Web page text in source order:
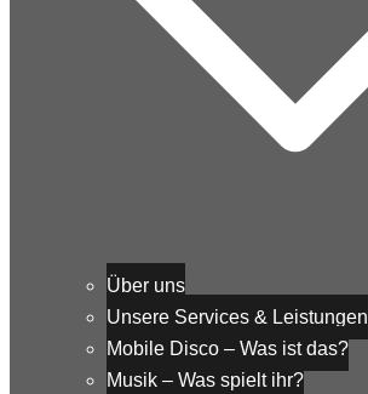
Über uns
Unsere Services & Leistungen
Mobile Disco – Was ist das?
Musik – Was spielt ihr?